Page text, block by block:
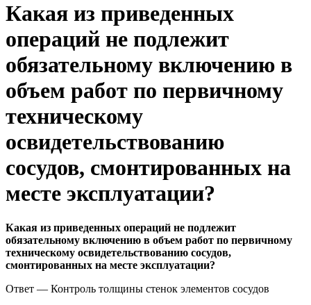
Какая из приведенных
операций не подлежит
обязательному включению в
объем работ по первичному
техническому
освидетельствованию
сосудов, смонтированных на
месте эксплуатации?
Какая из приведенных операций не подлежит
обязательному включению в объем работ по первичному
техническому освидетельствованию сосудов,
смонтированных на месте эксплуатации?
Ответ — Контроль толщины стенок элементов сосудов